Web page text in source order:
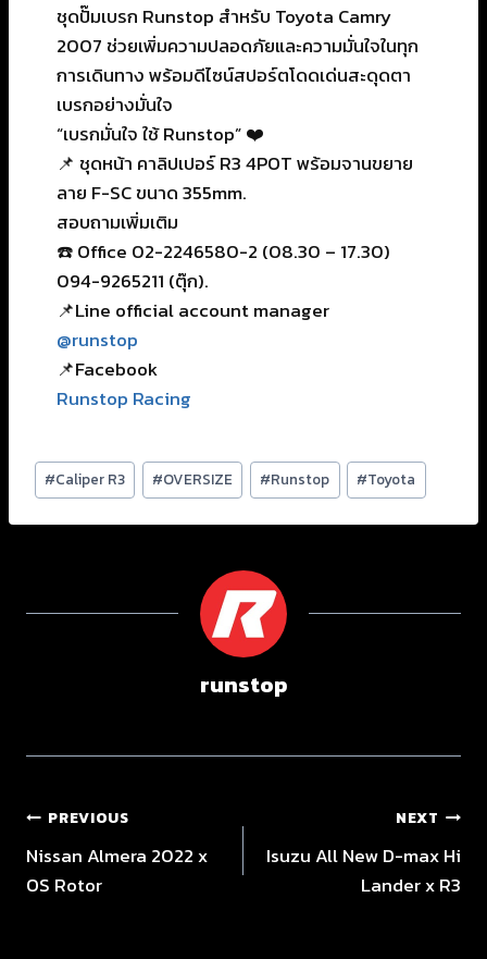
ชุดปั๊มเบรก Runstop สำหรับ Toyota Camry
2007 ช่วยเพิ่มความปลอดภัยและความมั่นใจในทุก
การเดินทาง พร้อมดีไซน์สปอร์ตโดดเด่นสะดุดตา
เบรกอย่างมั่นใจ
“เบรกมั่นใจ ใช้ Runstop” ❤️
📌 ชุดหน้า คาลิปเปอร์ R3 4POT พร้อมจานขยาย
ลาย F-SC ขนาด 355mm.
สอบถามเพิ่มเติม
☎️ Office 02-2246580-2 (08.30 – 17.30)
094-9265211 (ตุ๊ก).
📌Line official account manager
@runstop
📌Facebook
Runstop Racing
#Caliper R3 #OVERSIZE #Runstop #Toyota
runstop
PREVIOUS
Nissan Almera 2022 x
OS Rotor
NEXT
Isuzu All New D-max Hi
Lander x R3